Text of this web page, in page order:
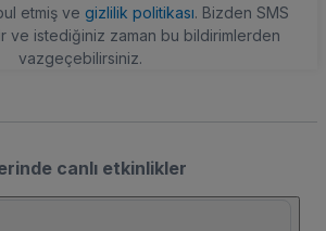
etmiş ve gizlilik politikası. Bizden SMS
ve istediğiniz zaman bu bildirimlerden
vazgeçebilirsiniz.
canlı etkinlikler